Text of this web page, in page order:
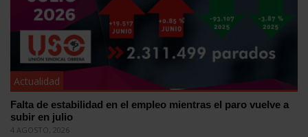
Actualidad
Falta de estabilidad en el empleo mientras el paro vuelve a
subir en julio
4 AGOSTO, 2026